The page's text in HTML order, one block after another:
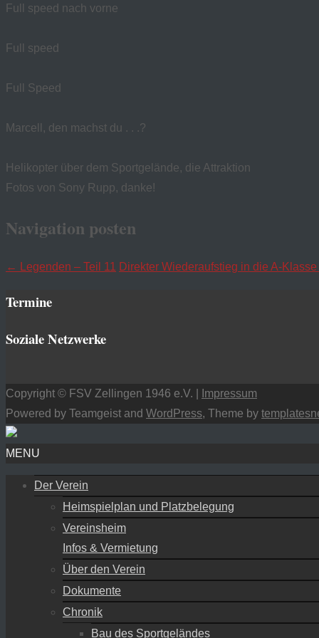
Full speed nach vorne
Full speed
Full Speed
Marcell, den machst du . . .?
Helikopter über dem Sportgelände, die Attraktion
Fotos von Sony Rupp, danke!
Navigation posten
← Legenden – Teil 11 Direkter Wiederaufstieg in die A-Klasse
Termine
Soziale Netzwerke
Copyright © FSV Zellingen 1946 e.V. |
Impressum
Powered by Teamgeist and WordPress, Theme by
MENU
Der Verein
Heimspielplan und Platzbelegung
Vereinsheim
Infos & Vermietung
Über den Verein
Dokumente
Chronik
Bau des Sportgeländes